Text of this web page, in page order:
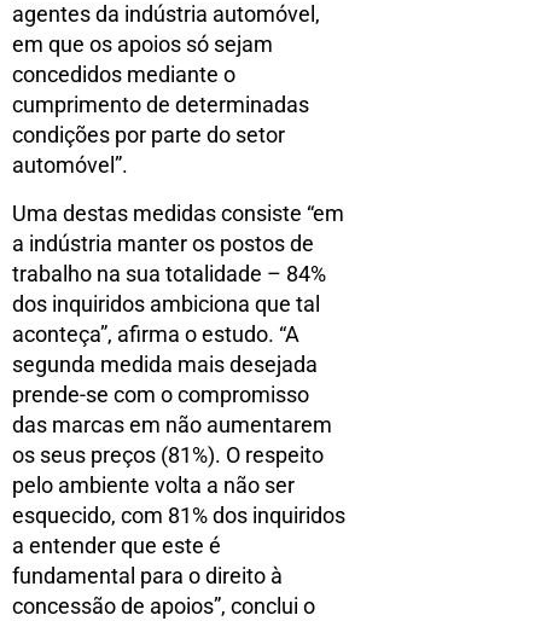
agentes da indústria automóvel,
em que os apoios só sejam
concedidos mediante o
cumprimento de determinadas
condições por parte do setor
automóvel”.
Uma destas medidas consiste “em
a indústria manter os postos de
trabalho na sua totalidade – 84%
dos inquiridos ambiciona que tal
aconteça”, afirma o estudo. “A
segunda medida mais desejada
prende-se com o compromisso
das marcas em não aumentarem
os seus preços (81%). O respeito
pelo ambiente volta a não ser
esquecido, com 81% dos inquiridos
a entender que este é
fundamental para o direito à
concessão de apoios”, conclui o